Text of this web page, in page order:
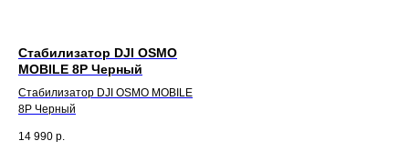
Стабилизатор DJI OSMO
MOBILE 8P Черный
Стабилизатор DJI OSMO MOBILE
8P Черный
14 990 р.